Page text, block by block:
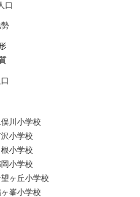
口
川小学校
小学校
小学校
小学校
ヶ丘小学校
峯小学校